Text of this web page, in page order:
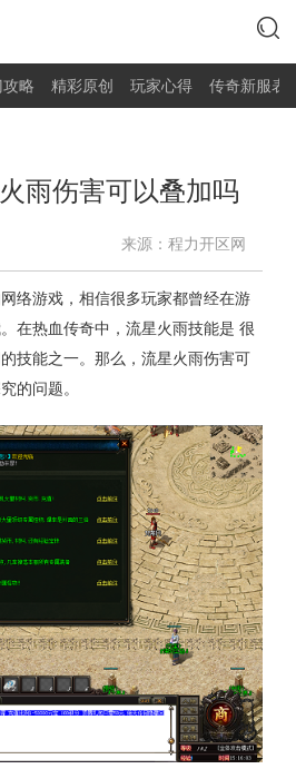
略 精彩原创 玩家心得 传奇新服表
雨伤害可以叠加吗
来源：程力开区网
络游戏，相信很多玩家都曾经在游
在热血传奇中，流星火雨技能是 很
技能之一。那么，流星火雨伤害可
的问题。